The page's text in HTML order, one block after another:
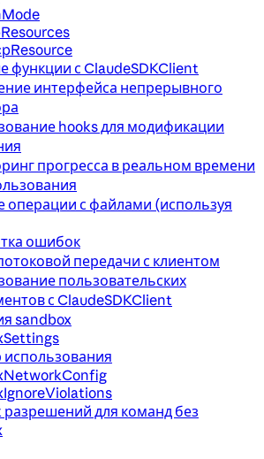
функции с ClaudeSDKClient
интерфейса непрерывного
hooks для модификации
прогресса в реальном времени
операции с файлами (используя
ошибок
передачи с клиентом
пользовательских
с ClaudeSDKClient
sandbox
разрешений для команд без